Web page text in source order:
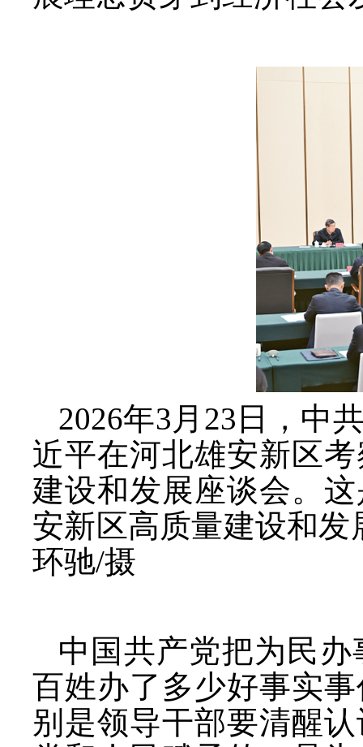
2026年3月23日，中
近平在河北雄安新区
建设和发展座谈会。
安新区高质量建设和
环驰/摄
中国共产党把为民
百姓办了多少好事实
别是领导干部要清醒